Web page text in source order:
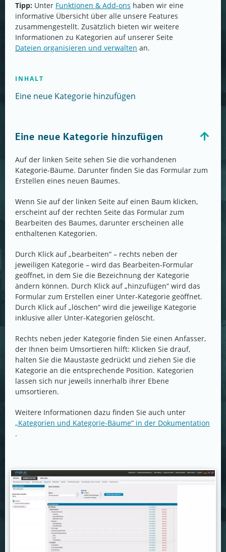
Tipp: Unter Funktionen & Add-ons haben wir eine
informative Übersicht über alle unsere Features
zusammengestellt. Zusätzlich bieten wir weitere
Informationen zu Kategorien auf unserer Seite
Dateien organisieren und verwalten an.
INHALT
Eine neue Kategorie hinzufügen
Eine neue Kategorie hinzufügen
Auf der linken Seite sehen Sie die vorhandenen
Kategorie-Bäume. Darunter finden Sie das Formular zum
Erstellen eines neuen Baumes.
Wenn Sie auf der linken Seite auf einen Baum klicken,
erscheint auf der rechten Seite das Formular zum
Bearbeiten des Baumes, darunter erscheinen alle
enthaltenen Kategorien.
Durch Klick auf „bearbeiten“ – rechts neben der
jeweiligen Kategorie – wird das Bearbeiten-Formular
geöffnet, in dem Sie die Bezeichnung der Kategorie
ändern können. Durch Klick auf „hinzufügen“ wird das
Formular zum Erstellen einer Unter-Kategorie geöffnet.
Durch Klick auf „löschen“ wird die jeweilige Kategorie
inklusive aller Unter-Kategorien gelöscht.
Rechts neben jeder Kategorie finden Sie einen Anfasser,
der Ihnen beim Umsortieren hilft: Klicken Sie drauf,
halten Sie die Maustaste gedrückt und ziehen Sie die
Kategorie an die entsprechende Position. Kategorien
lassen sich nur jeweils innerhalb ihrer Ebene
umsortieren.
Weitere Informationen dazu finden Sie auch unter
„Kategorien und Kategorie-Bäume“ in der Dokumentation
.